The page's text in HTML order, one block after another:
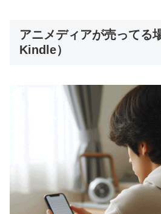
アニメディアが売ってる
Kindle）